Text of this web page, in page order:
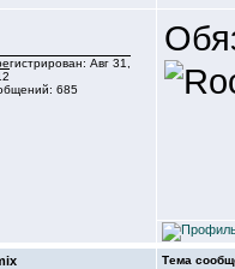
Авг 31,
685
Тема